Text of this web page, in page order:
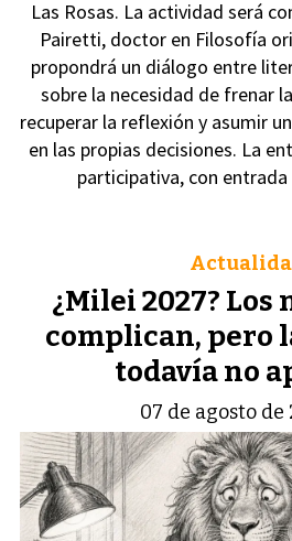
Las Rosas. La actividad será
Pairetti, doctor en Filosofía
propondrá un diálogo entre
sobre la necesidad de frenar
recuperar la reflexión y asumir
en las propias decisiones. La
participativa, con
¿Milei 2027? Los
complican, pero
todavía no
07 de agosto de